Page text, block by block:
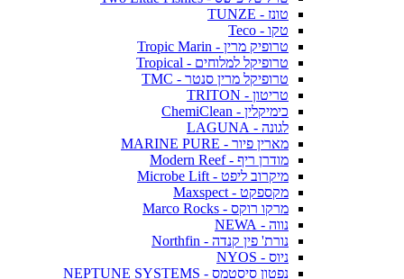
טונז - TUNZE
טקו - Teco
טרופיק מרין - Tropic Marin
טרופיקל למלוחים - Tropical
טרופיקל מרין סנטר - TMC
טריטון - TRITON
כימיקלין - ChemiClean
לגונה - LAGUNA
מארין פיור - MARINE PURE
מודרן ריף - Modern Reef
מיקרוב ליפט - Microbe Lift
מקספקט - Maxspect
מרקו רוקס - Marco Rocks
נווה - NEWA
נורת' פין קנדה - Northfin
ניוס - NYOS
נפטון סיסטמס - NEPTUNE SYSTEMS